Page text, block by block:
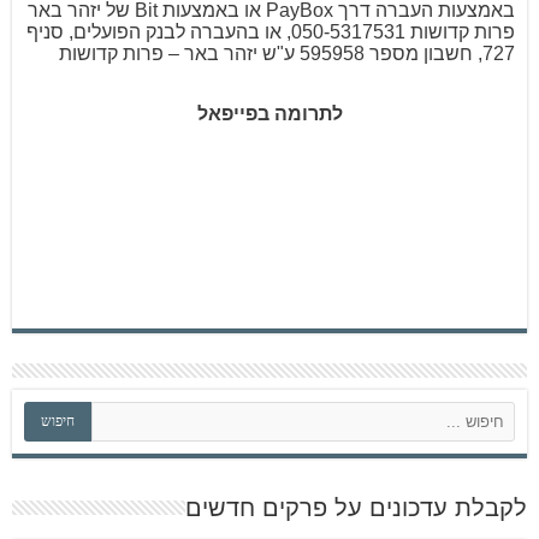
באמצעות העברה דרך PayBox או באמצעות Bit של יזהר באר
פרות קדושות 050-5317531, או בהעברה לבנק הפועלים, סניף
727, חשבון מספר 595958 ע"ש יזהר באר – פרות קדושות
לתרומה בפייפאל
פ
ש
חיפוש
לקבלת עדכונים על פרקים חדשים